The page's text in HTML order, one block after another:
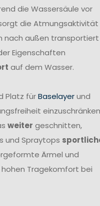
die Wassersäule vor
die Atmungsaktivität
nach außen transportiert
Eigenschaften
auf dem Wasser.
Platz fürBaselayerund
weiter geschnitten,
und Spraytops
Ärmel und
Tragekomfort bei